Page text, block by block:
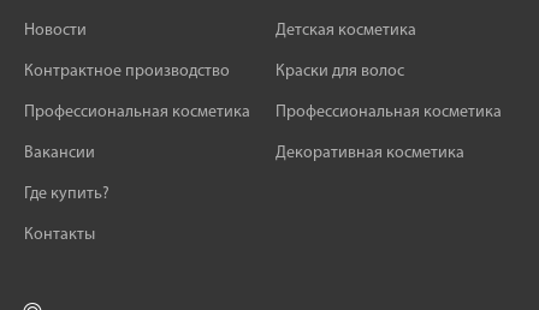
Новости
Контрактное производство
Профессиональная косметика
Вакансии
Где купить?
Контакты
Детская косметика
Краски для волос
Профессиональная косметика
Декоративная косметика